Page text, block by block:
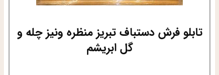
تابلو فرش دستباف تبریز منظره ونیز چله و
گل ابریشم